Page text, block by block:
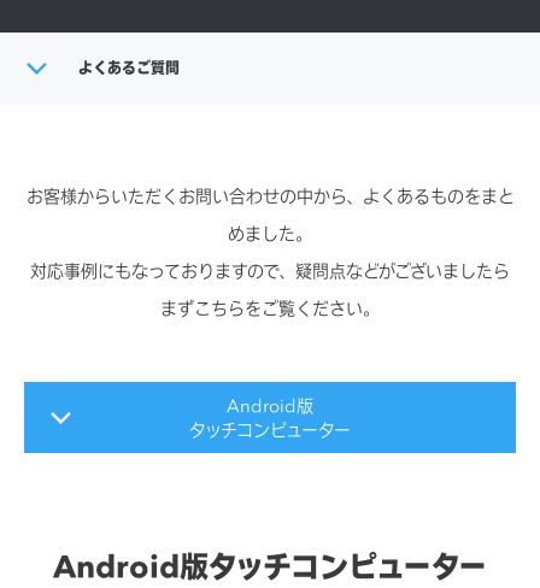
トップ
よくあるご質問
お客様からいただくお問い合わせの中から、よくあるものをまと
めました。
対応事例にもなっておりますので、疑問点などがございましたら
まずこちらをご覧ください。
特によくある質問
Android版
タッチコンピューター
タッチモニター
Android版タッチコンピューター